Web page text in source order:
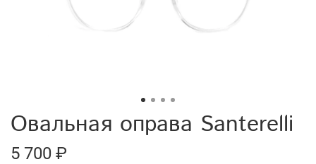
Овальная оправа Santerelli
5 700 ₽